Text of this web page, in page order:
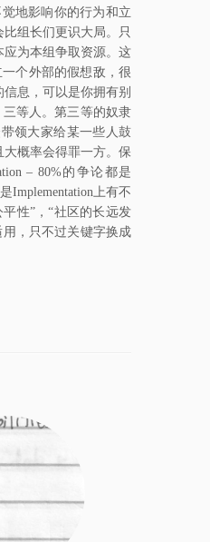
地影响你的行为和立
组长们更识大局。只
为本组争取资源。这
个外部的假想敌，很
息，可以是你拥有别
等人。第三等的奴隶
领大家给某一些人鼓
概率会得罪一方。保
– 80%的争论都是
Implementation上有不
性”，“社区的长远发
，只不过关键字换成